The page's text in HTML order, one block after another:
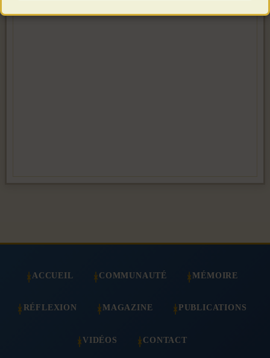
ACCUEIL COMMUNAUTÉ MÉMOIRE
RÉFLEXION MAGAZINE PUBLICATIONS
VIDÉOS CONTACT